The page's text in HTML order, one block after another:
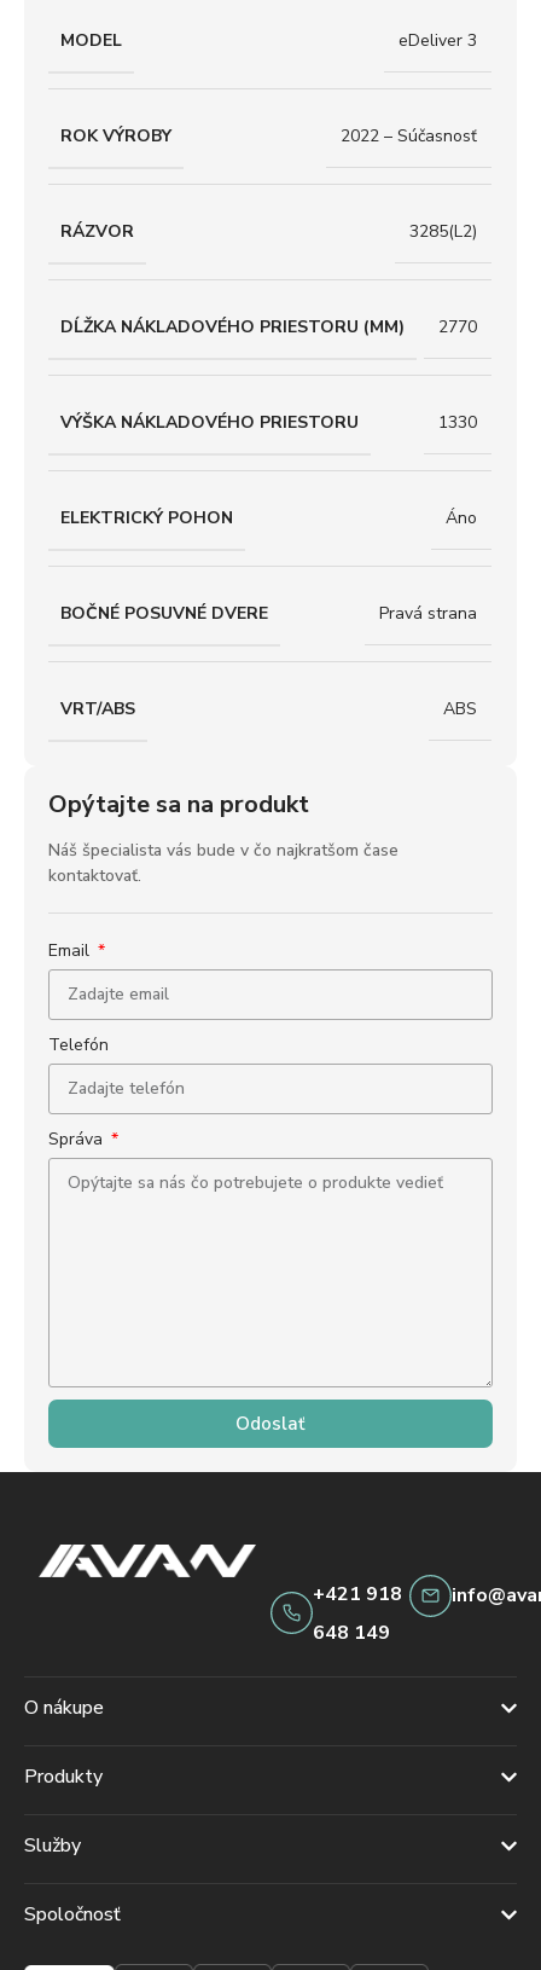
MODEL eDeliver 3
ROK VÝROBY 2022 – Súčasnosť
RÁZVOR 3285(L2)
DĹŽKA NÁKLADOVÉHO PRIESTORU (MM) 2770
VÝŠKA NÁKLADOVÉHO PRIESTORU 1330
ELEKTRICKÝ POHON Áno
BOČNÉ POSUVNÉ DVERE Pravá strana
VRT/ABS ABS
Opýtajte sa na produkt
Náš špecialista vás bude v čo najkratšom čase
kontaktovať.
Email
Telefón
Správa
Odoslať
+421 918
648 149
O nákupe
Produkty
Služby
Spoločnosť